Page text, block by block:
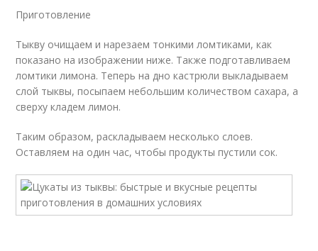
Приготовление
Тыкву очищаем и нарезаем тонкими ломтиками, как
показано на изображении ниже. Также подготавливаем
ломтики лимона. Теперь на дно кастрюли выкладываем
слой тыквы, посыпаем небольшим количеством сахара, а
сверху кладем лимон.
Таким образом, раскладываем несколько слоев.
Оставляем на один час, чтобы продукты пустили сок.